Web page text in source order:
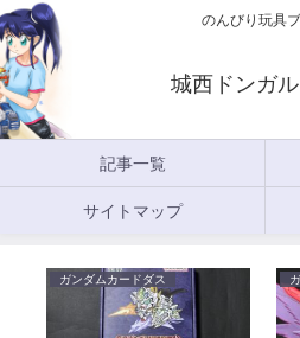
のんびり玩具
城西ドンガ
記事一覧
サイトマップ
ガンダムカードダス